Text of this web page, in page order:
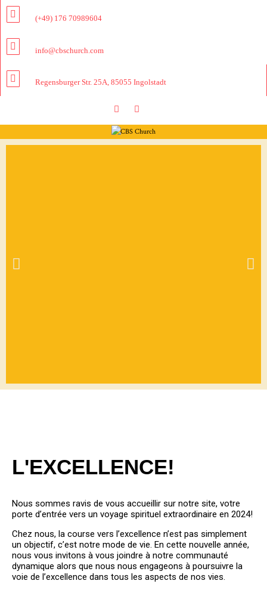
(+49) 176 70989604
info@cbschurch.com
Regensburger Str. 25A, 85055 Ingolstadt
PARMIS
NOUS
PLUS QU'UNE ÉGLISE, UNE
VÉRITABLE FAMILLE!
L'EXCELLENCE!
Nous sommes ravis de vous accueillir sur notre site, votre
porte d’entrée vers un voyage spirituel extraordinaire en 2024!
Chez nous, la course vers l’excellence n’est pas simplement
un objectif, c’est notre mode de vie. En cette nouvelle année,
nous vous invitons à vous joindre à notre communauté
dynamique alors que nous nous engageons à poursuivre la
voie de l’excellence dans tous les aspects de nos vies.